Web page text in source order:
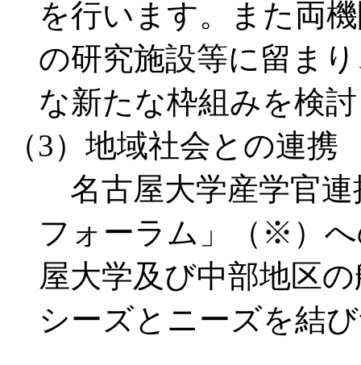
を行います。また両
の研究施設等に留ま
な新たな枠組みを検
（3）地域社会との連携
名古屋大学産学官連
フォーラム」（※）
屋大学及び中部地区
シーズとニーズを結